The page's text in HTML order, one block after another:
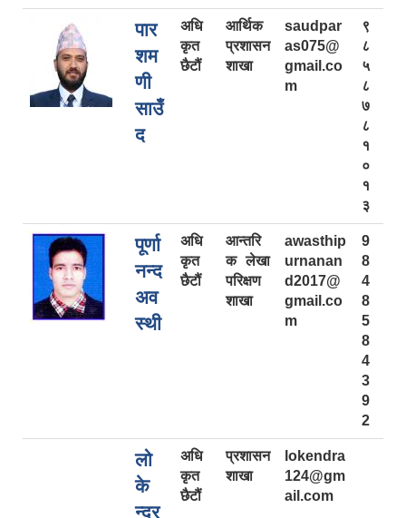
पार
शम
णी
साउँ
द
अधि
कृत
छैटौं
आर्थिक
प्रशासन
शाखा
saudpar
as075@
gmail.co
m
९
८
५
८
७
८
१
०
१
३
पूर्णा
नन्द
अव
स्थी
अधि
कृत
छैटौं
आन्तरि
क लेखा
परिक्षण
शाखा
awasthip
urnanan
d2017@
gmail.co
m
9
8
4
8
5
8
4
3
9
2
लो
के
न्द्र
अधि
कृत
छैटौं
प्रशासन
शाखा
lokendra
124@gm
ail.com